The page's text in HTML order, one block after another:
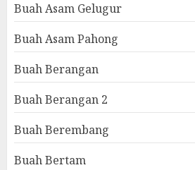
Buah Asam Gelugur
Buah Asam Pahong
Buah Berangan
Buah Berangan 2
Buah Berembang
Buah Bertam